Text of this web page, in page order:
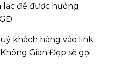
lạc để được hưởng
khách hàng vào link
Gian Đẹp sẽ gọi